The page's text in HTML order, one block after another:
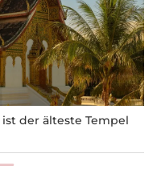
der älteste Tempel